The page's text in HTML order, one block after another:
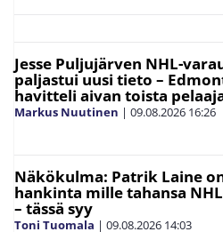
Jesse Puljujärven NHL-
paljastui uusi tieto –
havitteli aivan toista
Markus Nuutinen | 09.08.2026 16:26
Näkökulma: Patrik Laine
hankinta mille tahansa
– tässä syy
Toni Tuomala | 09.08.2026 14:03